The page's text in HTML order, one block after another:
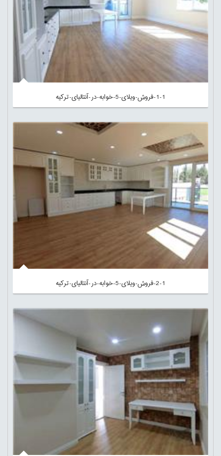
1-1-فروش-ویلای-5-خوابه-در-آنتالیای-ترکیه
2-1-فروش-ویلای-5-خوابه-در-آنتالیای-ترکیه